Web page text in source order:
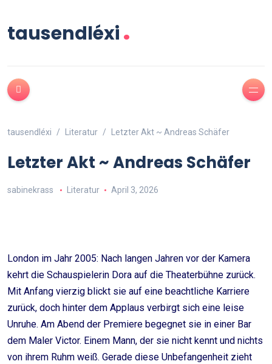
tausendléxi.
tausendléxi Literatur Letzter Akt ~ Andreas Schäfer
Letzter Akt ~ Andreas Schäfer
sabinekrass Literatur April 3, 2026
London im Jahr 2005: Nach langen Jahren vor der Kamera
kehrt die Schauspielerin Dora auf die Theaterbühne zurück.
Mit Anfang vierzig blickt sie auf eine beachtliche Karriere
zurück, doch hinter dem Applaus verbirgt sich eine leise
Unruhe. Am Abend der Premiere begegnet sie in einer Bar
dem Maler Victor. Einem Mann, der sie nicht kennt und nichts
von ihrem Ruhm weiß. Gerade diese Unbefangenheit zieht